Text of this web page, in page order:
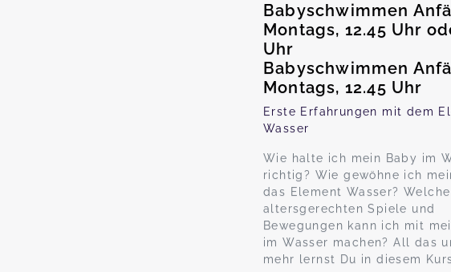
Babyschwimmen
Montags, 12.45 Uhr
Uhr
Babyschwimmen
Montags, 12.45 Uhr
Erste Erfahrungen mit dem
Wasser
Wie halte ich mein Baby im
richtig? Wie gewöhne ich
das Element Wasser? Welche
altersgerechten Spiele und
Bewegungen kann ich mit
im Wasser machen? All das
mehr lernst Du in diesem